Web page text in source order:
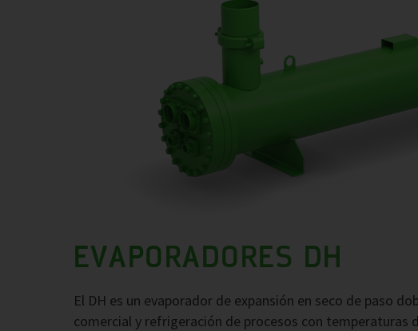
EVAPORADORES DH
El DH es un evaporador de expansión en seco de paso
comercial y refrigeración de procesos con temperaturas